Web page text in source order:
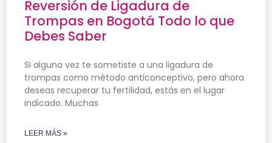
Reversión de Ligadura de
Trompas en Bogotá Todo lo que
Debes Saber
Si alguna vez te sometiste a una ligadura de
trompas como método anticonceptivo, pero ahora
deseas recuperar tu fertilidad, estás en el lugar
indicado. Muchas
LEER MÁS »